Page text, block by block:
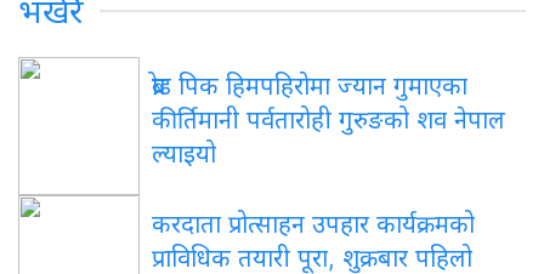
भर्खरै
ब्रोड पिक हिमपहिरोमा ज्यान गुमाएका
कीर्तिमानी पर्वतारोही गुरुङको शव नेपाल
ल्याइयो
करदाता प्रोत्साहन उपहार कार्यक्रमको
प्राविधिक तयारी पूरा, शुक्रबार पहिलो